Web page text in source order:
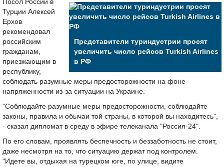
Представители туриндустрии просят
увеличить число рейсов Turkish Airlines
в РФ
Посол России в
Турции Алексей
Ерхов
рекомендовал
российским
гражданам,
приезжающим в
республику,
соблюдать разумные меры предосторожности на фоне
напряженности из-за ситуации на Украине.
"Соблюдайте разумные меры предосторожности, соблюдайте
законы, правила и обычаи той страны, в которой вы находитесь",
- сказал дипломат в среду в эфире телеканала "Россия-24".
По его словам, проявлять беспечность и беззаботность не стоит,
даже несмотря на то, что ситуацию держат под контролем.
"Идете вы, отдыхая на турецком юге, по улице, видите